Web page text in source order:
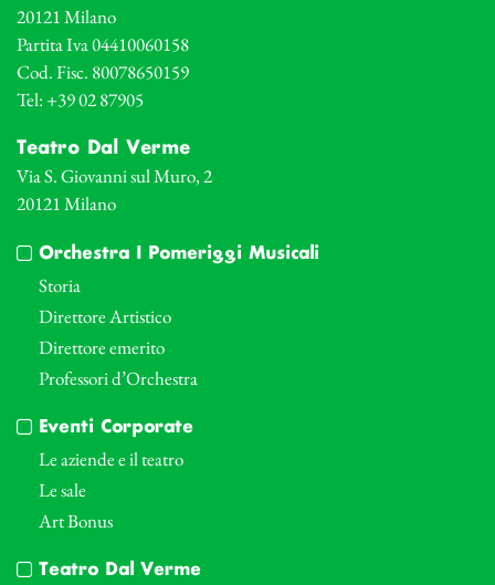
20121 Milano
Partita Iva 04410060158
Cod. Fisc. 80078650159
Tel: +39 02 87905
Teatro Dal Verme
Via S. Giovanni sul Muro, 2
20121 Milano
Orchestra I Pomeriggi Musicali
Storia
Direttore Artistico
Direttore emerito
Professori d’Orchestra
Eventi Corporate
Le aziende e il teatro
Le sale
Art Bonus
Teatro Dal Verme